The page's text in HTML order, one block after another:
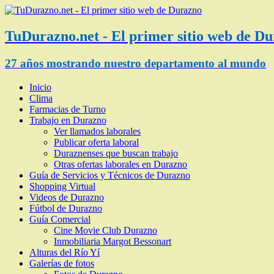
TuDurazno.net - El primer sitio web de
27 años mostrando nuestro departamento al mundo
Inicio
Clima
Farmacias de Turno
Trabajo en Durazno
Ver llamados laborales
Publicar oferta laboral
Duraznenses que buscan trabajo
Otras ofertas laborales en Durazno
Guía de Servicios y Técnicos de Durazno
Shopping Virtual
Videos de Durazno
Fútbol de Durazno
Guía Comercial
Cine Movie Club Durazno
Inmobiliaria Margot Bessonart
Alturas del Río Yí
Galerías de fotos